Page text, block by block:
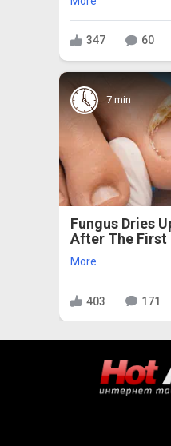
347 60
7 min
Fungus Dries
After The First
More
403 171